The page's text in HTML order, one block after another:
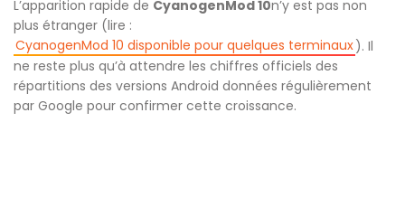
L’apparition rapide de CyanogenMod 10n’y est pas non
plus étranger (lire :
CyanogenMod 10 disponible pour quelques terminaux). Il
ne reste plus qu’à attendre les chiffres officiels des
répartitions des versions Android données régulièrement
par Google pour confirmer cette croissance.